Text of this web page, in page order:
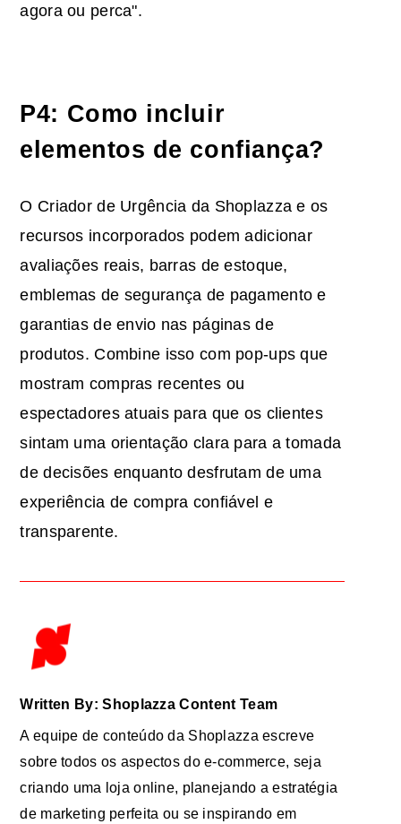
agora ou perca".
P4: Como incluir
elementos de confiança?
O Criador de Urgência da Shoplazza e os
recursos incorporados podem adicionar
avaliações reais, barras de estoque,
emblemas de segurança de pagamento e
garantias de envio nas páginas de
produtos. Combine isso com pop-ups que
mostram compras recentes ou
espectadores atuais para que os clientes
sintam uma orientação clara para a tomada
de decisões enquanto desfrutam de uma
experiência de compra confiável e
transparente.
Written By: Shoplazza Content Team
A equipe de conteúdo da Shoplazza escreve
sobre todos os aspectos do e-commerce, seja
criando uma loja online, planejando a estratégia
de marketing perfeita ou se inspirando em